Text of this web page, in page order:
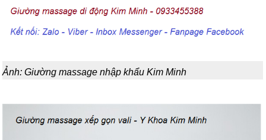
Ảnh: Giường massage nhập khẩu Kim Minh